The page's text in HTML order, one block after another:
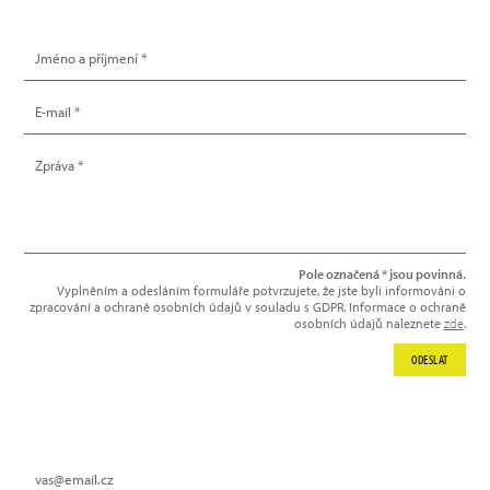
Pole označená * jsou povinná.
Vyplněním a odesláním formuláře potvrzujete, že jste byli informováni o
zpracování a ochraně osobních údajů v souladu s GDPR. Informace o ochraně
osobních údajů naleznete zde.
ODESLAT